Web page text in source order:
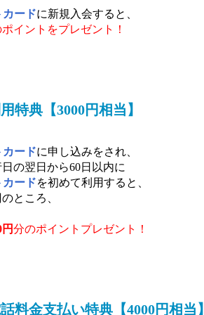
カードに新規入会すると、
イントをプレゼント！
特典【3000円相当】
カードに申し込みをされ、
の翌日から60日以内に
カードを初めて利用すると、
ところ、
分のポイントプレゼント ！
料金支払い特典【4000円相当】